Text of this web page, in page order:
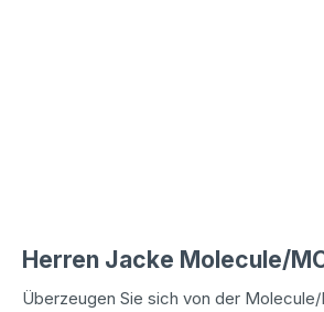
Herren Jacke Molecule/
Überzeugen Sie sich von der